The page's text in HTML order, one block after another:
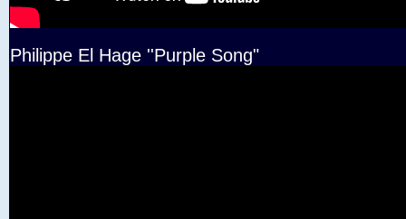
Philippe El Hage ''Purple Song"